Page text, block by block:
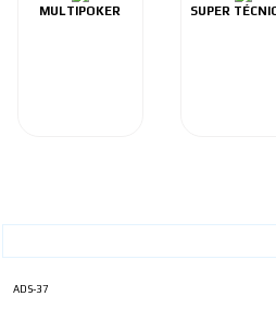
MULTIPOKER SUPER
ADS-37